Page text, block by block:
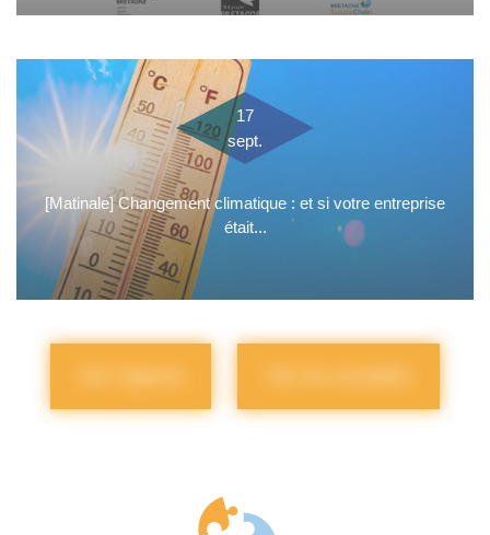
17
sept.
[Matinale] Changement climatique : et si votre entreprise
était...